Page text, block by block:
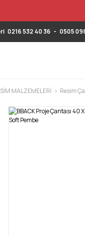
0216 532 40 36 - 0505
MALZEMELERİ Resim